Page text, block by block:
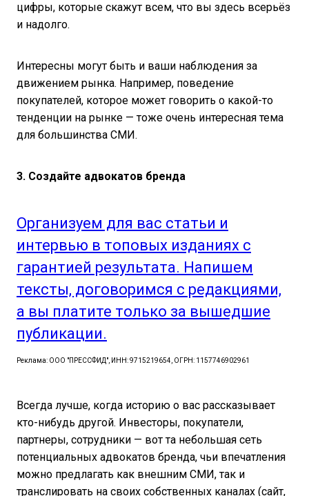
цифры, которые скажут всем, что вы здесь всерьёз
и надолго.
Интересны могут быть и ваши наблюдения за
движением рынка. Например, поведение
покупателей, которое может говорить о какой-то
тенденции на рынке — тоже очень интересная тема
для большинства СМИ.
3. Создайте адвокатов бренда
Организуем для вас статьи и
интервью в топовых изданиях с
гарантией результата. Напишем
тексты, договоримся с редакциями,
а вы платите только за вышедшие
публикации.
Реклама: ООО "ПРЕССФИД", ИНН: 9715219654, ОГРН: 1157746902961
Всегда лучше, когда историю о вас рассказывает
кто-нибудь другой. Инвесторы, покупатели,
партнеры, сотрудники — вот та небольшая сеть
потенциальных адвокатов бренда, чьи впечатления
можно предлагать как внешним СМИ, так и
транслировать на своих собственных каналах (сайт,